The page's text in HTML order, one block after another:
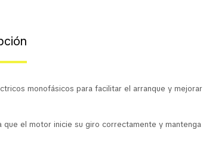
monofásicos para facilitar el arranque y mejorar
el motor inicie su giro correctamente y mantenga